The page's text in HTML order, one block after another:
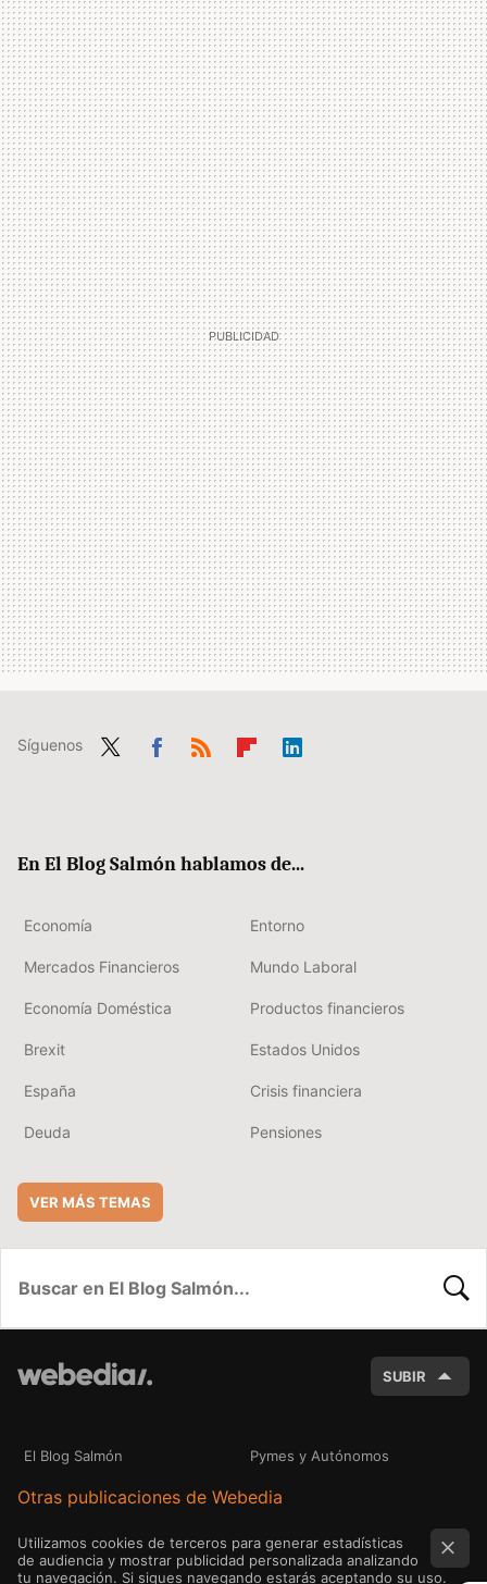
Síguenos
En El Blog Salmón hablamos de...
Economía Entorno
Mercados Financieros Mundo Laboral
Economía Doméstica Productos financieros
Brexit Estados Unidos
España Crisis financiera
Deuda Pensiones
VER MÁS TEMAS
SUBIR
El Blog Salmón Pymes y Autónomos
Otras publicaciones de Webedia
Utilizamos cookies de terceros para generar estadísticas
de audiencia y mostrar publicidad personalizada analizando
tu navegación. Si sigues navegando estarás aceptando su uso.